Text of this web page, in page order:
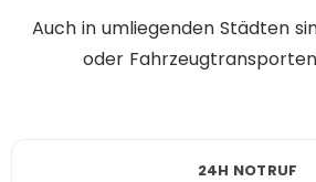
Auch in umliegenden Städten
oder
24H NOTRUF